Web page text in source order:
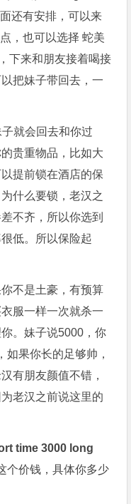
还有安排，可以来
，也可以选择 蛇美
下来和朋友接着喝接
把妹子带回去，一
就会回去和你过
贵重物品，比如大
提前锁在酒店的保
什么要锁，老汉之
不齐，所以你选到
低。所以保险起
不是土豪，有预算
服一样一次就杀一
。妹子说5000，你
如果你长的足够帅，
有朋友颜值不错，
老汉之前说这里的
time 3000 long
个价钱，具体你多少